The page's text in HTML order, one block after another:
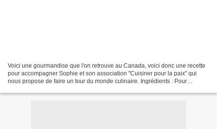
Voici une gourmandise que l'on retrouve au Canada, voici donc une recette
pour accompagner Sophie et son association "Cuisiner pour la paix" qui
nous propose de faire un tour du monde culinaire. Ingrédients : Pour